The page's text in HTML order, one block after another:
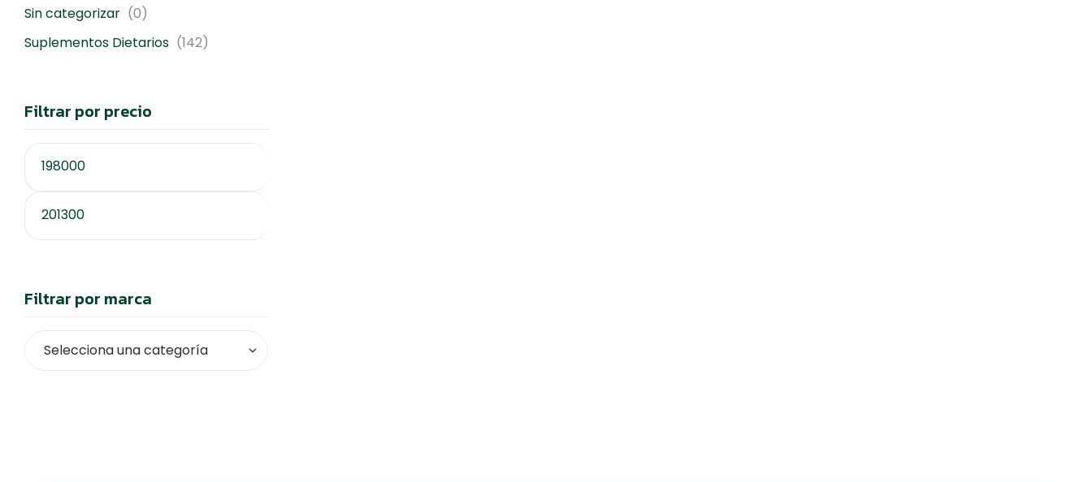
Sin categorizar (0)
Suplementos Dietarios (142)
Filtrar por precio
Filtrar por marca